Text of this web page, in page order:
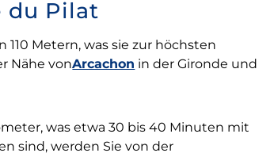
du Pilat
Metern, was sie zur höchsten
Nähe vonArcachon in der Gironde und
was etwa 30 bis 40 Minuten mit
sind, werden Sie von der